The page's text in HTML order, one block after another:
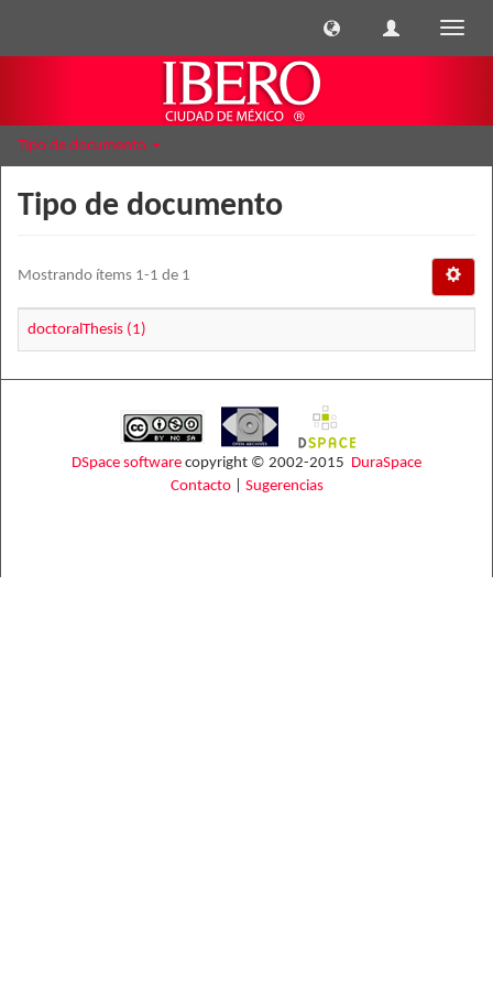
Tipo de documento
Tipo de documento
Mostrando ítems 1-1 de 1
doctoralThesis (1)
DSpace software copyright © 2002-2015 DuraSpace
Contacto| Sugerencias